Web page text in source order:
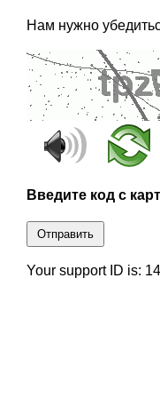
Нам нужно
Введите код с
Отправить
Your support ID is: